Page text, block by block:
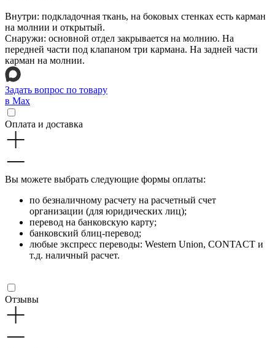
Внутри: подкладочная ткань, на боковых стенках есть карман
на молнии и открытый.
Снаружи: основной отдел закрывается на молнию. На
передней части под клапаном три кармана. На задней части
карман на молнии.
Задать вопрос по товару
в Max
Оплата и доставка
Вы можете выбрать следующие формы оплаты:
по безналичному расчету на расчетный счет
организации (для юридических лиц);
перевод на банковскую карту;
банковский блиц-перевод;
любые экспресс переводы: Western Union, CONTACT и
т.д. наличный расчет.
Отзывы